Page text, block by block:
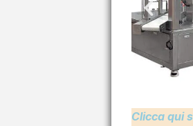
Clicca qui